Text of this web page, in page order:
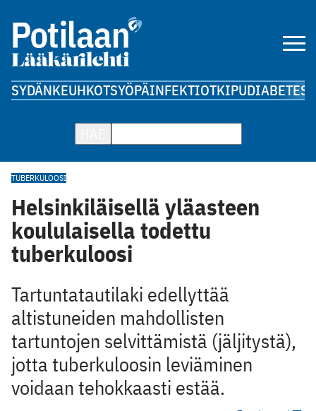
SYDÄNKEUHKOTSYÖPÄINFEKTIOTKIPUDIABETES
TUBERKULOOSI
Helsinkiläisellä yläasteen
koululaisella todettu
tuberkuloosi
Tartuntatautilaki edellyttää
altistuneiden mahdollisten
tartuntojen selvittämistä (jäljitystä),
jotta tuberkuloosin leviäminen
voidaan tehokkaasti estää.